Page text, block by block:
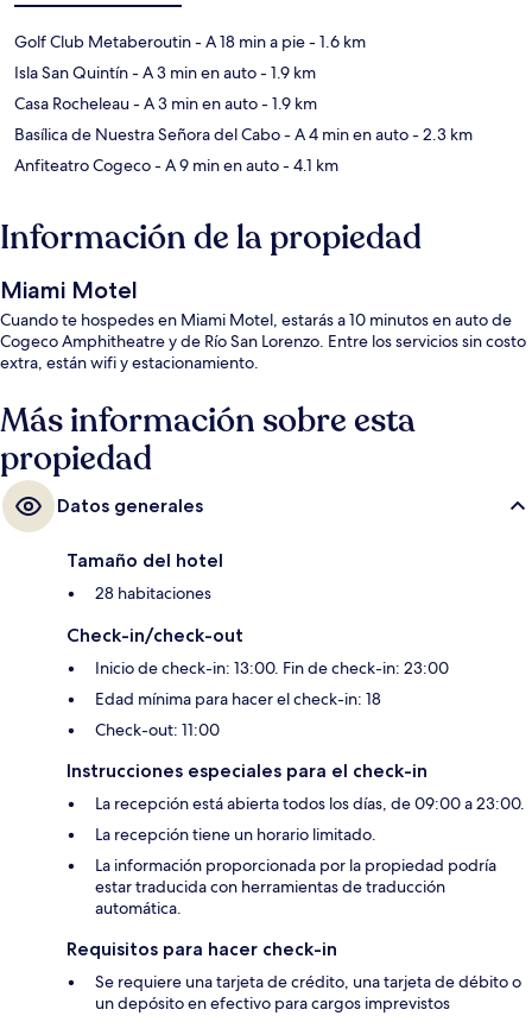
Golf Club Metaberoutin- A 18 min a pie- 1.6 km
Isla San Quintín- A 3 min en auto- 1.9 km
Casa Rocheleau- A 3 min en auto- 1.9 km
Basílica de Nuestra Señora del Cabo- A 4 min en auto- 2.3 km
Anfiteatro Cogeco- A 9 min en auto- 4.1 km
Información de la propiedad
Miami Motel
Cuando te hospedes en Miami Motel, estarás a 10 minutos en auto de
Cogeco Amphitheatre y de Río San Lorenzo. Entre los servicios sin costo
extra, están wifi y estacionamiento.
Más información sobre esta
propiedad
Datos generales
Tamaño del hotel
28 habitaciones
Check-in/check-out
Inicio de check-in: 13:00. Fin de check-in: 23:00
Edad mínima para hacer el check-in: 18
Check-out: 11:00
Instrucciones especiales para el check-in
La recepción está abierta todos los días, de 09:00 a 23:00.
La recepción tiene un horario limitado.
La información proporcionada por la propiedad podría
estar traducida con herramientas de traducción
automática.
Requisitos para hacer check-in
Se requiere una tarjeta de crédito, una tarjeta de débito o
un depósito en efectivo para cargos imprevistos